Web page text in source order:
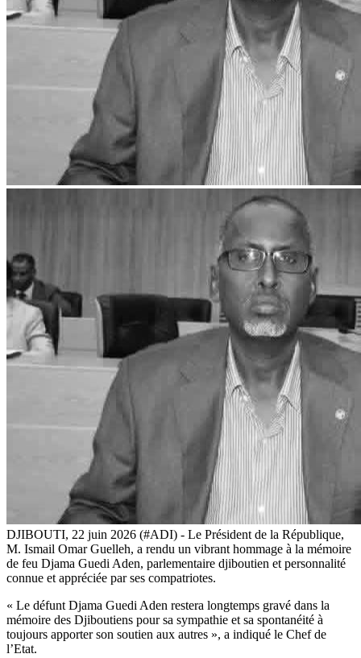
DJIBOUTI, 22 juin 2026 (#ADI) - Le Président de la République,
M. Ismail Omar Guelleh, a rendu un vibrant hommage à la mémoire
de feu Djama Guedi Aden, parlementaire djiboutien et personnalité
connue et appréciée par ses compatriotes.
« Le défunt Djama Guedi Aden restera longtemps gravé dans la
mémoire des Djiboutiens pour sa sympathie et sa spontanéité à
toujours apporter son soutien aux autres », a indiqué le Chef de
l’Etat.